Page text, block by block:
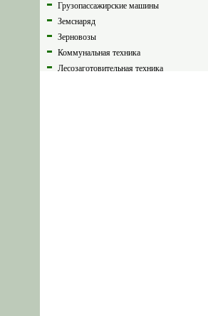
Грузопассажирские машины
Земснаряд
Зерновозы
Коммунальная техника
Лесозаготовительная техника